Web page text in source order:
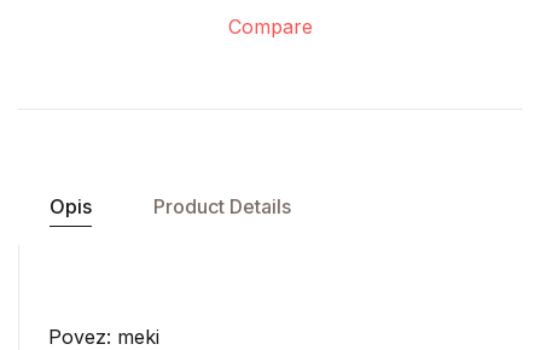
Compare
Opis Product Details
Povez: meki